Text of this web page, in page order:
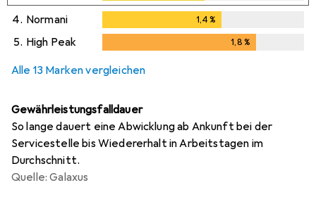
4. Normani 1,4%
5. High Peak 1,8%
Alle 13 Marken vergleichen
Gewährleistungsfalldauer
So lange dauert eine Abwicklung ab Ankunft bei der
Servicestelle bis Wiedererhalt in Arbeitstagen im
Durchschnitt.
Quelle: Galaxus